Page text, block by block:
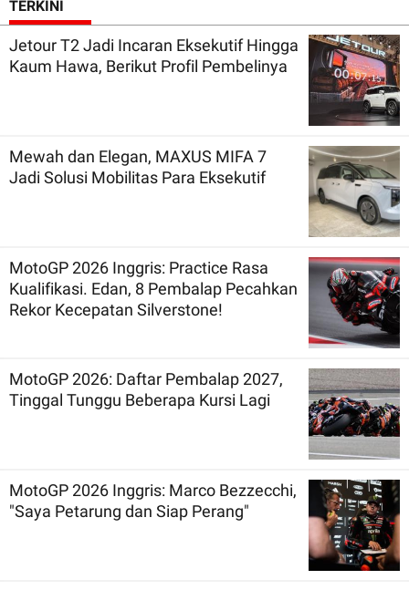
TERKINI
Jetour T2 Jadi Incaran Eksekutif Hingga
Kaum Hawa, Berikut Profil Pembelinya
Mewah dan Elegan, MAXUS MIFA 7
Jadi Solusi Mobilitas Para Eksekutif
MotoGP 2026 Inggris: Practice Rasa
Kualifikasi. Edan, 8 Pembalap Pecahkan
Rekor Kecepatan Silverstone!
MotoGP 2026: Daftar Pembalap 2027,
Tinggal Tunggu Beberapa Kursi Lagi
MotoGP 2026 Inggris: Marco Bezzecchi,
"Saya Petarung dan Siap Perang"